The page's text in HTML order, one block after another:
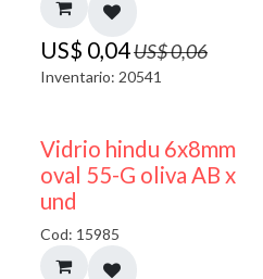
US$ 0,04US$0,06
Inventario: 20541
50% DESCUENTO
Vidrio hindu 6x8mm
oval 55-G oliva AB x
und
Cod: 15985